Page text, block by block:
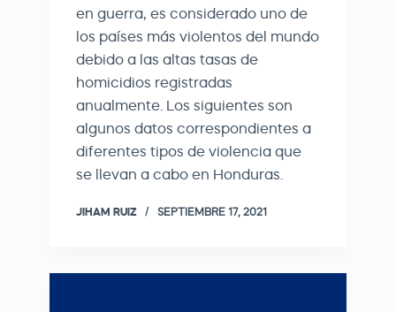
en guerra, es considerado uno de
los países más violentos del mundo
debido a las altas tasas de
homicidios registradas
anualmente. Los siguientes son
algunos datos correspondientes a
diferentes tipos de violencia que
se llevan a cabo en Honduras.
JIHAM RUIZ SEPTIEMBRE 17, 2021